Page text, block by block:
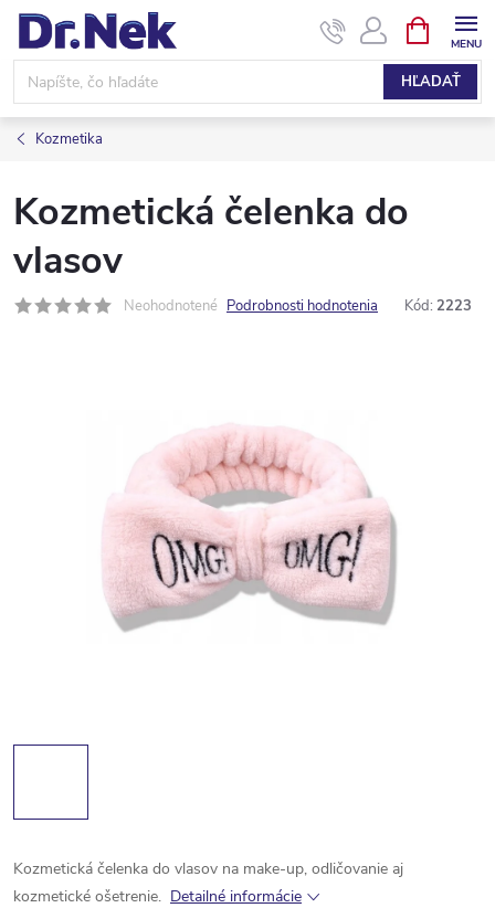
Prejsť
obsah
HĽADAŤ
KOŠÍK
Kozmetika
Kozmetická čelenka do
vlasov
Neohodnotené Podrobnosti hodnotenia Kód: 2223
Kozmetická čelenka do vlasov na make-up, odličovanie aj
kozmetické ošetrenie. Detailné informácie